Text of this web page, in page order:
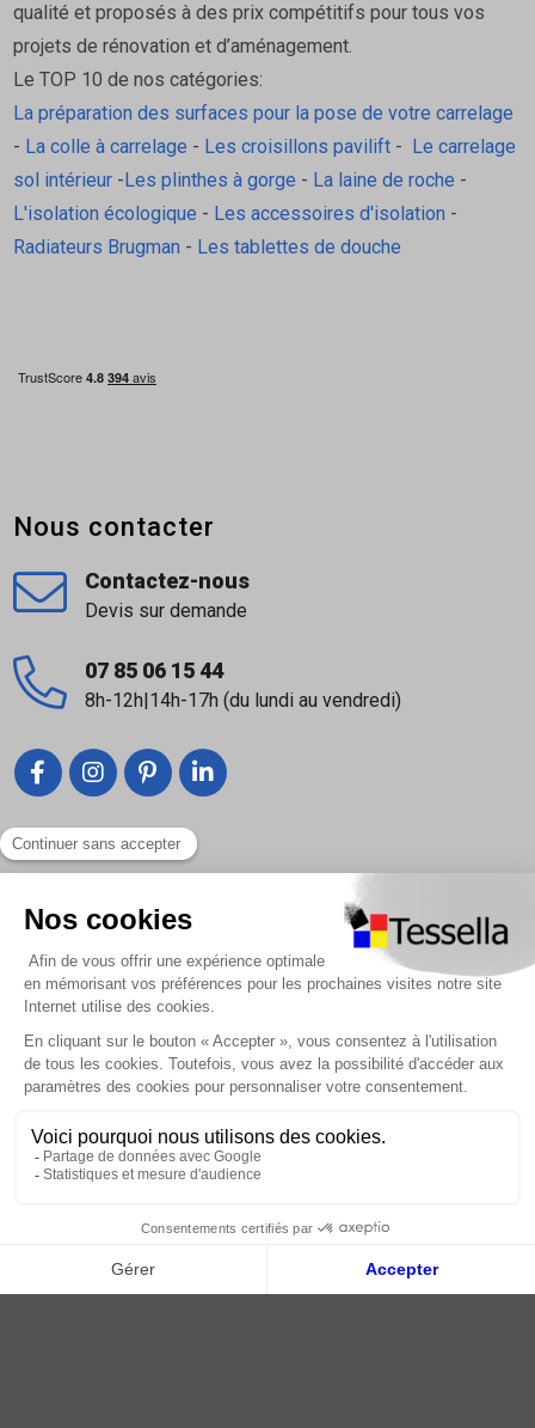
qualité et proposés à des prix compétitifs pour tous vos
projets de rénovation et d’aménagement.
Le TOP 10 de nos catégories:
La préparation des surfaces pour la pose de votre carrelage
- La colle à carrelage - Les croisillons pavilift-
Le carrelage
sol intérieur- Les plinthes à gorge - La laine de roche -
L'isolation écologique - Les accessoires d'isolation -
Radiateurs Brugman - Les tablettes de douche
Liens utiles
Nous contacter
À propos
Paiement sécurisé
Livraison | Retour client
Nos tutos
Connexion / Inscription
Nous contacter
Contactez-nous
Devis sur demande
07 85 06 15 44
8h-12h|14h-17h (du lundi au vendredi)
2018 - 2026 © Tessella, Tous droits réservés